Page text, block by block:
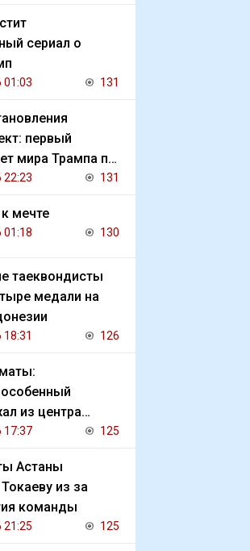
сериал о
01:03 131
первый
мира Трампа по
22:23 131
мечте
01:18 130
таеквондисты
медали на
18:31 126
из центра
потерялся
17:37 125
Астаны
из за
команды
21:25 125